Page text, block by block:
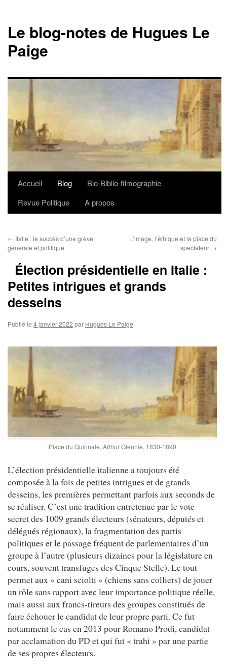
Le blog-notes de Hugues Le
Paige
Aller
Accueil Blog
Bio-Biblio-filmographie
Revue Politique
A propos
← Italie : le succès d’une grève
générale et politique
L’image, l’éthique et la place du
spectateur →
Élection présidentielle en Italie :
Petites intrigues et grands
desseins
Publié le 4 janvier 2022 par Hugues Le Paige
Place du Quirinale, Arthur Glennie, 1830-1890
L’élection présidentielle italienne a toujours été
composée à la fois de petites intrigues et de grands
desseins, les premières permettant parfois aux seconds de
se réaliser. C’est une tradition entretenue par le vote
secret des 1009 grands électeurs (sénateurs, députés et
délégués régionaux), la fragmentation des partis
politiques et le passage fréquent de parlementaires d’un
groupe à l’autre (plusieurs dizaines pour la législature en
cours, souvent transfuges des Cinque Stelle). Le tout
permet aux « cani sciolti » (chiens sans colliers) de jouer
un rôle sans rapport avec leur importance politique réelle,
mais aussi aux francs-tireurs des groupes constitués de
faire échouer le candidat de leur propre parti. Ce fut
notamment le cas en 2013 pour Romano Prodi, candidat
par acclamation du PD et qui fut « trahi » par une partie
de ses propres électeurs.